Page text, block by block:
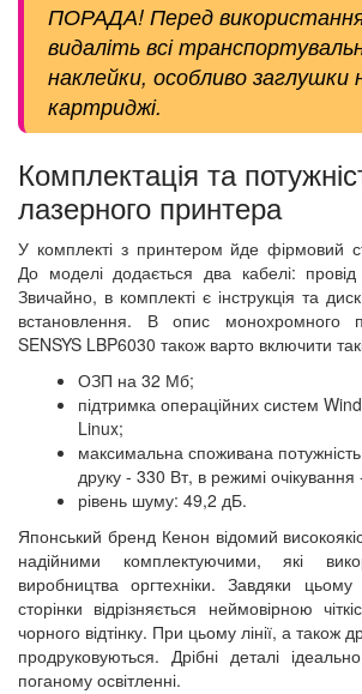
ПОРАДА! Перед
видаліть всі
наклейки, особливо заглушки
картриджі.
Комплектація та
лазерного принтера
У комплекті з принтером йде фірмовий
До моделі додається два кабелі:
Звичайно, в комплекті є інструкція та
встановлення. В опис монохромного
SENSYS LBP6030 також варто включити
ОЗП на 32 Мб;
підтримка операційних систем
Linux;
максимальна споживана
друку - 330 Вт, в режимі
рівень шуму: 49,2 дБ.
Японський бренд Кенон відомий
надійними комплектуючими, які
виробництва оргтехніки. Завдяки
сторінки відрізняється неймовірною
чорного відтінку. При цьому лінії, а також
продруковуються. Дрібні деталі
поганому освітленні.